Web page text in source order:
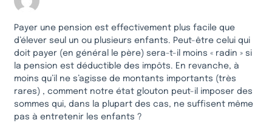
Payer une pension est effectivement plus facile que
d’élever seul un ou plusieurs enfants. Peut-être celui qui
doit payer (en général le père) sera-t-il moins « radin » si
la pension est déductible des impôts. En revanche, à
moins qu’il ne s’agisse de montants importants (très
rares) , comment notre état glouton peut-il imposer des
sommes qui, dans la plupart des cas, ne suffisent même
pas à entretenir les enfants ?